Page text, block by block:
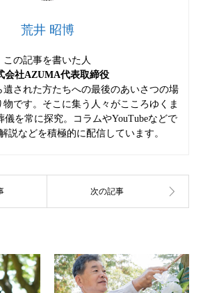
荒井 昭博
この記事を書いた人
会社AZUMA代表取締役
遺された方たちへの最後のあいさつの場
です。そこに集う人々がこころゆくま
儀を常に探究。コラムやYouTubeなどで
説などを積極的に配信しています。